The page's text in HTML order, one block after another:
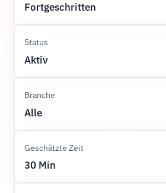
Fortgeschritten
Status
Aktiv
Branche
Alle
Geschätzte Zeit
30 Min